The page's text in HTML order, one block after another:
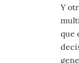
Y
que